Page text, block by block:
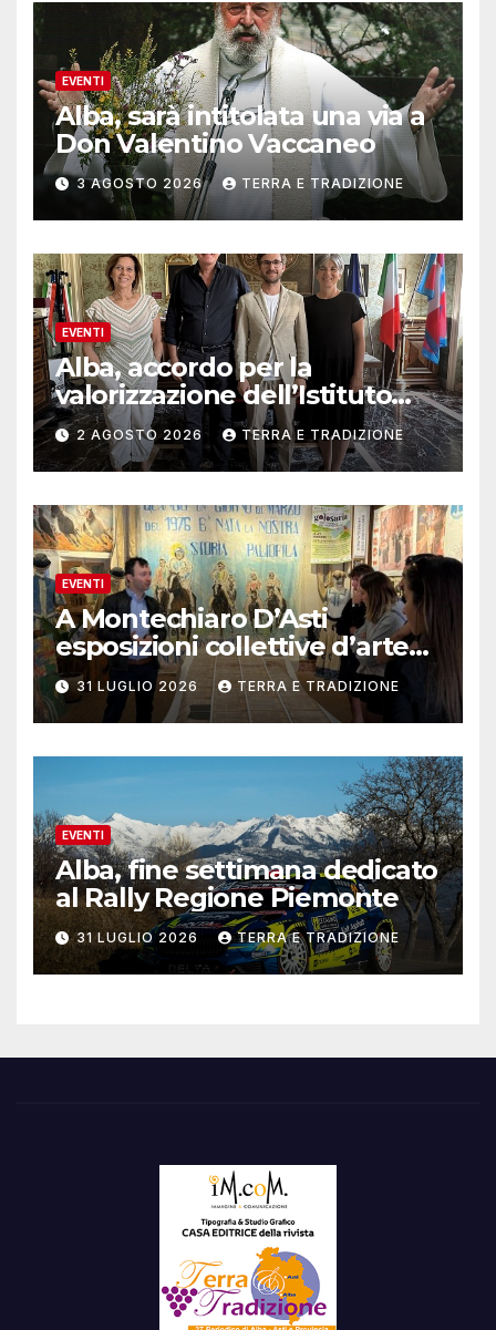
EVENTI
Alba, sarà intitolata una via a
Don Valentino Vaccaneo
3 AGOSTO 2026 TERRA E TRADIZIONE
EVENTI
Alba, accordo per la
valorizzazione dell’Istituto
musicale Rocca
2 AGOSTO 2026 TERRA E TRADIZIONE
EVENTI
A Montechiaro D’Asti
esposizioni collettive d’arte
contemporanea
31 LUGLIO 2026 TERRA E TRADIZIONE
EVENTI
Alba, fine settimana dedicato
al Rally Regione Piemonte
31 LUGLIO 2026 TERRA E TRADIZIONE